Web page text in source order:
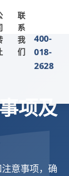
联
系
我
们
400-
018-
2628
项及
意事项，确